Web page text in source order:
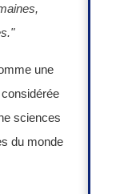
une
sciences
du monde